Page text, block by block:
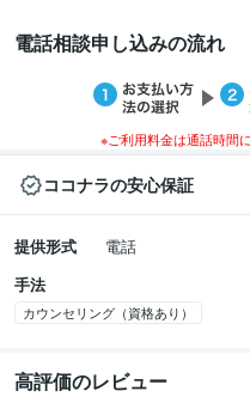
電話相談申し込みの流れ
※ご利用料金は通話時間
ココナラの安心保証
提供形式
電話
手法
カウンセリング（資格あり）
高評価のレビュー